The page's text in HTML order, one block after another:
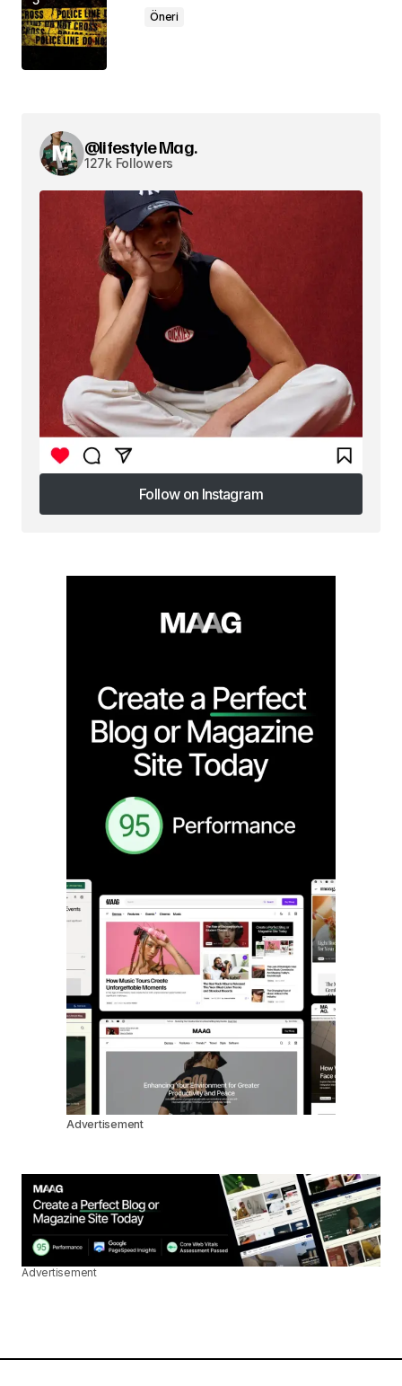
Öneri
@lifestyle Mag.
127k Followers
Follow on Instagram
Follow on Instagram
Advertisement
Advertisement